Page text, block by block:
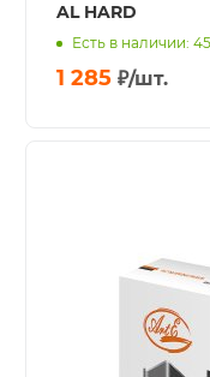
AL HARD
Есть в наличии:
1 285 ₽/шт.